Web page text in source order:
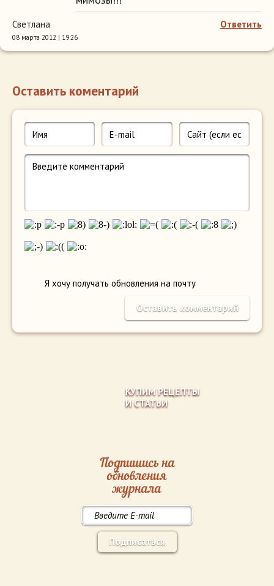
Ответить
Светлана
08 марта 2012 | 19:26
Оставить коментарий
Я хочу получать обновления на почту
КУПИМ РЕЦЕПТЫ
И СТАТЬИ
Подпишись на
обновления
журнала
Подписаться